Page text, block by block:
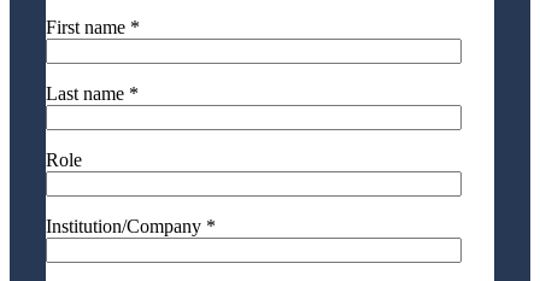
First name *
Last name *
Role
Institution/Company *